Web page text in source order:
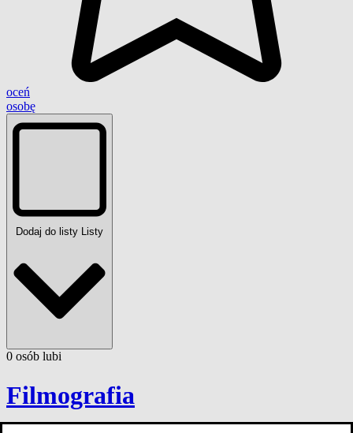
oceń
osobę
Dodaj do listy Listy
0 osób lubi
Filmografia